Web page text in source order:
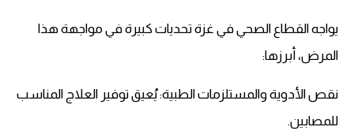
يواجه القطاع الصحي في غزة تحديات كبيرة في مواجهة هذا
المرض، أبرزها:
نقص الأدوية والمستلزمات الطبية: يُعيق توفير العلاج المناسب
للمصابين.